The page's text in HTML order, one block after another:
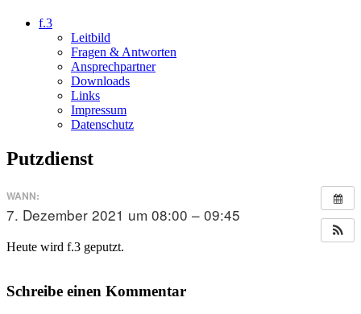
f.3
Leitbild
Fragen & Antworten
Ansprechpartner
Downloads
Links
Impressum
Datenschutz
Putzdienst
WANN:
7. Dezember 2021 um 08:00 – 09:45
Heute wird f.3 geputzt.
Schreibe einen Kommentar